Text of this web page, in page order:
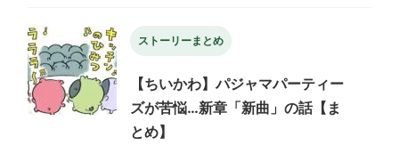
ストーリーまとめ
【ちいかわ】パジャマパーティー
ズが苦悩…新章「新曲」の話【ま
とめ】